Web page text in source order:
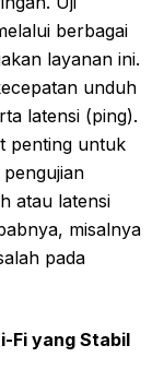
berbagai
layanan ini.
unduh
latensi (ping).
penting untuk
atau latensi
misalnya
pada
Fi yang Stabil